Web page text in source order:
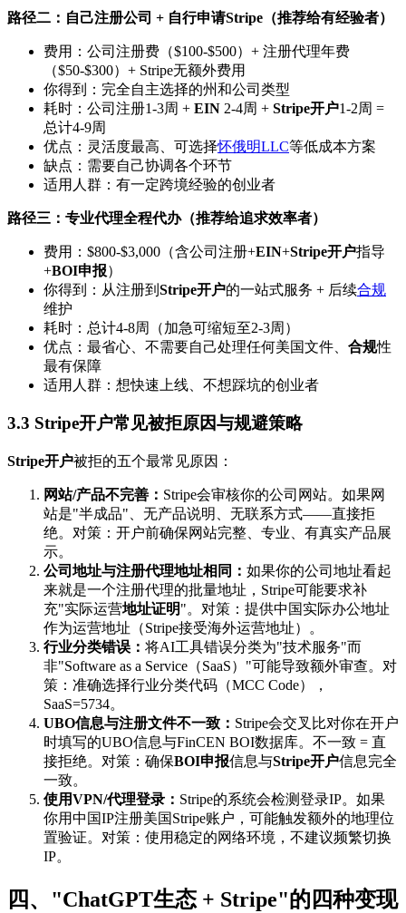
路径二：自己注册公司 + 自行申请Stripe（推荐给有经验者）
费用：公司注册费（$100-$500）+ 注册代理年费
（$50-$300）+ Stripe无额外费用
你得到：完全自主选择的州和公司类型
耗时：公司注册1-3周 + EIN 2-4周 + Stripe开户1-2周 =
总计4-9周
优点：灵活度最高、可选择怀俄明LLC等低成本方案
缺点：需要自己协调各个环节
适用人群：有一定跨境经验的创业者
路径三：专业代理全程代办（推荐给追求效率者）
费用：$800-$3,000（含公司注册+EIN+Stripe开户指导
+BOI申报）
你得到：从注册到 Stripe开户的一站式服务 + 后续合规
维护
耗时：总计4-8周（加急可缩短至2-3周）
优点：最省心、不需要自己处理任何美国文件、 合规性
最有保障
适用人群：想快速上线、不想踩坑的创业者
3.3 Stripe开户常见被拒原因与规避策略
Stripe开户被拒的五个最常见原因：
网站/产品不完善： Stripe会审核你的公司网站。如果网
站是"半成品"、无产品说明、无联系方式——直接拒
绝。对策：开户前确保网站完整、专业、有真实产品展
示。
公司地址与注册代理地址相同： 如果你的公司地址看起
来就是一个注册代理的批量地址，Stripe可能要求补
充"实际运营地址证明"。对策：提供中国实际办公地址
作为运营地址（Stripe接受海外运营地址）。
行业分类错误： 将AI工具错误分类为"技术服务"而
非"Software as a Service（SaaS）"可能导致额外审查。对
策：准确选择行业分类代码（MCC Code），
SaaS=5734。
UBO信息与注册文件不一致： Stripe会交叉比对你在开户
时填写的UBO信息与FinCEN BOI数据库。不一致 = 直
接拒绝。对策：确保BOI申报信息与Stripe开户信息完全
一致。
使用VPN/代理登录： Stripe的系统会检测登录IP。如果
你用中国IP注册美国Stripe账户，可能触发额外的地理位
置验证。对策：使用稳定的网络环境，不建议频繁切换
IP。
四、"ChatGPT生态 + Stripe"的四种变现